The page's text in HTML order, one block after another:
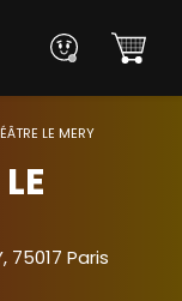
LE MERY
75017 Paris